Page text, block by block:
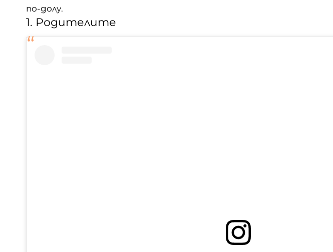
по-долу.
1. Родителите